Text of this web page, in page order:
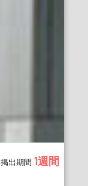
掲出期間 1週間